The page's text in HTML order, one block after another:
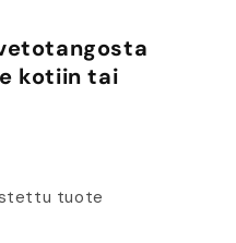
kotiin tai
tuote